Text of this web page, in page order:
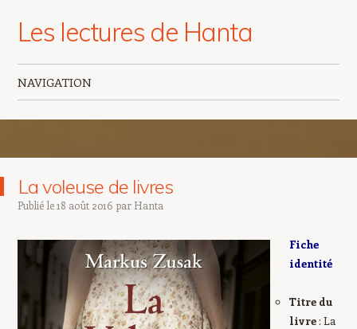
Les lectures de Hanta
NAVIGATION
La voleuse de livres
Publié le18 août 2016 par Hanta
Fiche
identité
Titre du
livre: La